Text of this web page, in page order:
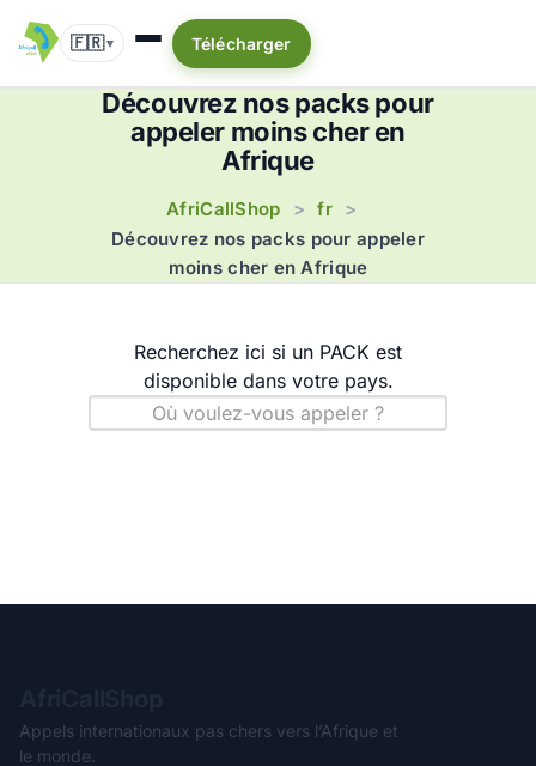
🇫🇷▾ Télécharger
Découvrez nos packs pour
appeler moins cher en
Afrique
AfriCallShop > fr >
Découvrez nos packs pour appeler
moins cher en Afrique
Recherchez ici si un PACK est
disponible dans votre pays.
Appels internationaux pas chers vers l’Afrique et
le monde.